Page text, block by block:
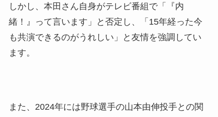
しかし、本田さん自身がテレビ番組で「『内
緒！』って言います」と否定し、「15年経った今
も共演できるのがうれしい」と友情を強調してい
ます。
また、2024年には野球選手の山本由伸投手との関